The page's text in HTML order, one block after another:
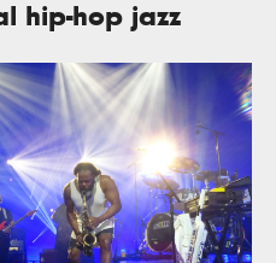
hip-hop jazz